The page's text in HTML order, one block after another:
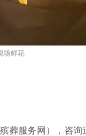
场鲜花
葬服务网），咨